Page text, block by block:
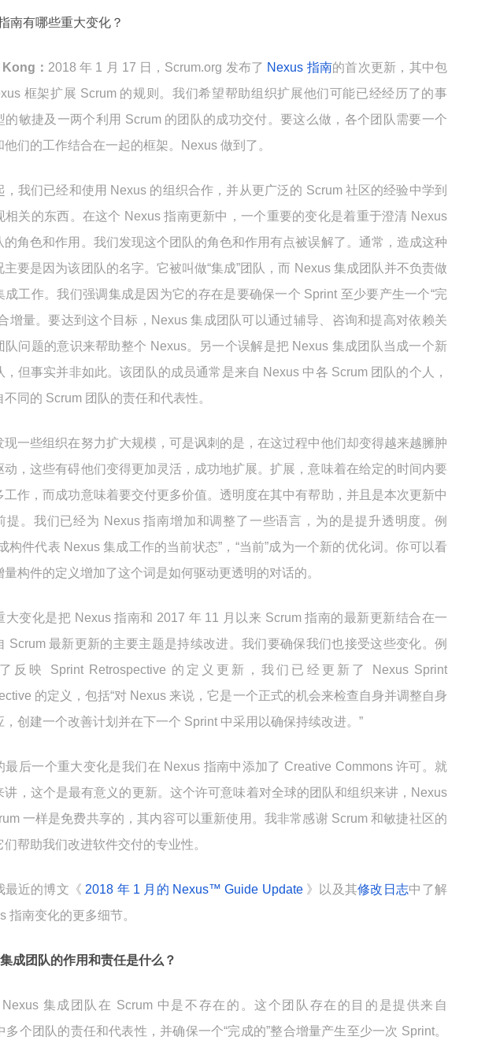
南有哪些重大变化？
： 2018 年 1 月 17 日，Scrum.org 发布了 Nexus 指南的首次更新，其中包
框架扩展 Scrum 的规则。我们希望帮助组织扩展他们可能已经经历了的事
的敏捷及一两个利用 Scrum 的团队的成功交付。要这么做，各个团队需要一个
他们的工作结合在一起的框架。Nexus 做到了。
，我们已经和使用 Nexus 的组织合作，并从更广泛的 Scrum 社区的经验中学到
相关的东西。在这个 Nexus 指南更新中，一个重要的变化是着重于澄清 Nexus
的角色和作用。我们发现这个团队的角色和作用有点被误解了。通常，造成这种
主要是因为该团队的名字。它被叫做“集成”团队，而 Nexus 集成团队并不负责做
成工作。我们强调集成是因为它的存在是要确保一个 Sprint 至少要产生一个“完
增量。要达到这个目标，Nexus 集成团队可以通过辅导、咨询和提高对依赖关
队问题的意识来帮助整个 Nexus。另一个误解是把 Nexus 集成团队当成一个新
，但事实并非如此。该团队的成员通常是来自 Nexus 中各 Scrum 团队的个人，
不同的 Scrum 团队的责任和代表性。
现一些组织在努力扩大规模，可是讽刺的是，在这过程中他们却变得越来越臃肿
动，这些有碍他们变得更加灵活，成功地扩展。扩展，意味着在给定的时间内要
工作，而成功意味着要交付更多价值。透明度在其中有帮助，并且是本次更新中
提。我们已经为 Nexus 指南增加和调整了一些语言，为的是提升透明度。例
构件代表 Nexus 集成工作的当前状态”，“当前”成为一个新的优化词。你可以看
量构件的定义增加了这个词是如何驱动更透明的对话的。
大变化是把 Nexus 指南和 2017 年 11 月以来 Scrum 指南的最新更新结合在一
Scrum 最新更新的主要主题是持续改进。我们要确保我们也接受这些变化。例
反映 Sprint Retrospective 的定义更新，我们已经更新了 Nexus Sprint
的定义，包括“对 Nexus 来说，它是一个正式的机会来检查自身并调整自身
，创建一个改善计划并在下一个 Sprint 中采用以确保持续改进。”
最后一个重大变化是我们在 Nexus 指南中添加了 Creative Commons 许可。就
讲，这个是最有意义的更新。这个许可意味着对全球的团队和组织来讲，Nexus
一样是免费共享的，其内容可以重新使用。我非常感谢 Scrum 和敏捷社区的
们帮助我们改进软件交付的专业性。
最近的博文《 2018 年 1 月的 Nexus™ Guide Update 》以及其修改日志中了解
指南变化的更多细节。
成团队的作用和责任是什么？
Nexus 集成团队在 Scrum 中是不存在的。这个团队存在的目的是提供来自
多个团队的责任和代表性，并确保一个“完成的”整合增量产生至少一次 Sprint。